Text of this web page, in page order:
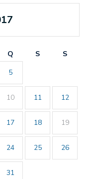
Q S
S
5
10 11 12
17 18 19
24 25 26
31